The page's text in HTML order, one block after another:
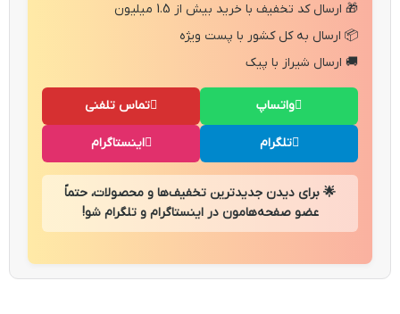
🎁 ارسال کد تخفیف با خرید بیش از 1.5 میلیون
📦 ارسال به کل کشور با پست ویژه
🚚 ارسال شیراز با پیک
تماس تلفنی واتساپ
اینستاگرام تلگرام
🌟 برای دیدن جدیدترین تخفیف‌ها و محصولات، حتماً
عضو صفحه‌هامون در اینستاگرام و تلگرام شو!